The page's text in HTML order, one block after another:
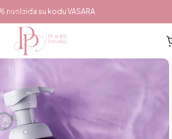
turinio
nuolaida su kodu VASARA